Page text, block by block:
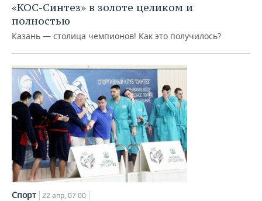
«КОС-Синтез» в золоте целиком и
полностью
Казань — столица чемпионов! Как это получилось?
Спорт 22 апр, 07:00